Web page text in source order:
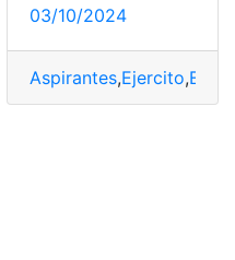
03/10/2024
Aspirantes,Ejercito,